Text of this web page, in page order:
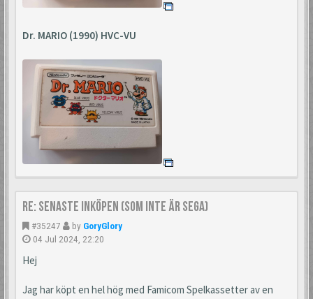
Dr. MARIO (1990) HVC-VU
Re: Senaste inköpen (som inte är Sega)
#35247 by GoryGlory
04 Jul 2024, 22:20
Hej
Jag har köpt en hel hög med Famicom Spelkassetter av en